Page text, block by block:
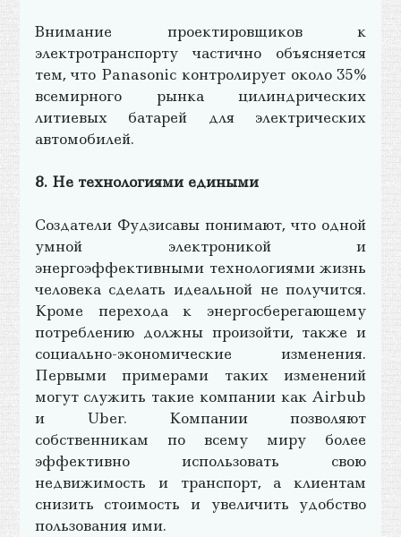
Внимание проектировщиков к
электротранспорту частично объясняется
тем, что Panasonic контролирует около 35%
всемирного рынка цилиндрических
литиевых батарей для электрических
автомобилей.
8. Не технологиями едиными
Создатели Фудзисавы понимают, что одной
умной электроникой и
энергоэффективными технологиями жизнь
человека сделать идеальной не получится.
Кроме перехода к энергосберегающему
потреблению должны произойти, также и
социально-экономические изменения.
Первыми примерами таких изменений
могут служить такие компании как Airbub
и Uber. Компании позволяют
собственникам по всему миру более
эффективно использовать свою
недвижимость и транспорт, а клиентам
снизить стоимость и увеличить удобство
пользования ими.